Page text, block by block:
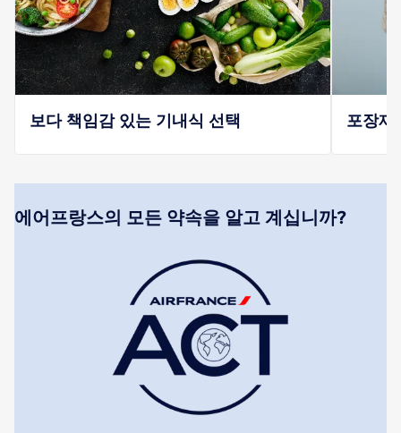
보다 책임감 있는 기내식 선택 포장재
에어프랑스의 모든 약속을 알고 계십니까?